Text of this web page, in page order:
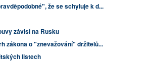
že se schyluje k d...
závisí na Rusku
zákona o "znevažování" držitelů...
listech